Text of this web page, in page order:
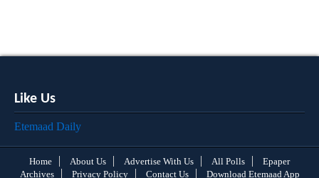
Like Us
Etemaad Daily
Home About Us Advertise With Us All Polls
Epaper
Archives
Privacy Policy Contact Us Download Etemaad App